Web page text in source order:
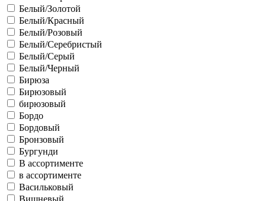
Белый/Золотой
Белый/Красный
Белый/Розовый
Белый/Серебристый
Белый/Серый
Белый/Черный
Бирюза
Бирюзовый
бирюзовый
Бордо
Бордовый
Бронзовый
Бургунди
В ассортименте
в ассортименте
Васильковый
Вишневый